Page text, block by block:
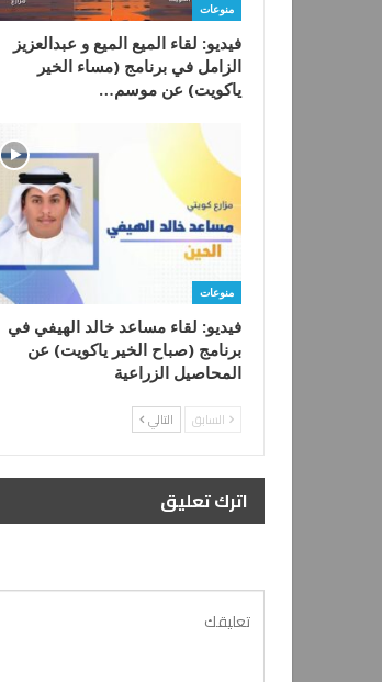
منوعات
فيديو: لقاء الميع الميع و عبدالعزيز
الزامل في برنامج (مساء الخير
ياكويت) عن موسم…
منوعات
فيديو: لقاء مساعد خالد الهيفي في
برنامج (صباح الخير ياكويت) عن
المحاصيل الزراعية
السابق التالي
اترك تعليق